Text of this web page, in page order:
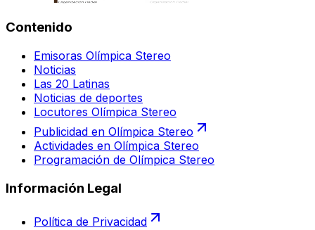
Contenido
Emisoras Olímpica Stereo
Noticias
Las 20 Latinas
Noticias de deportes
Locutores Olímpica Stereo
Publicidad en Olímpica Stereo
Actividades en Olímpica Stereo
Programación de Olímpica Stereo
Información Legal
Política de Privacidad